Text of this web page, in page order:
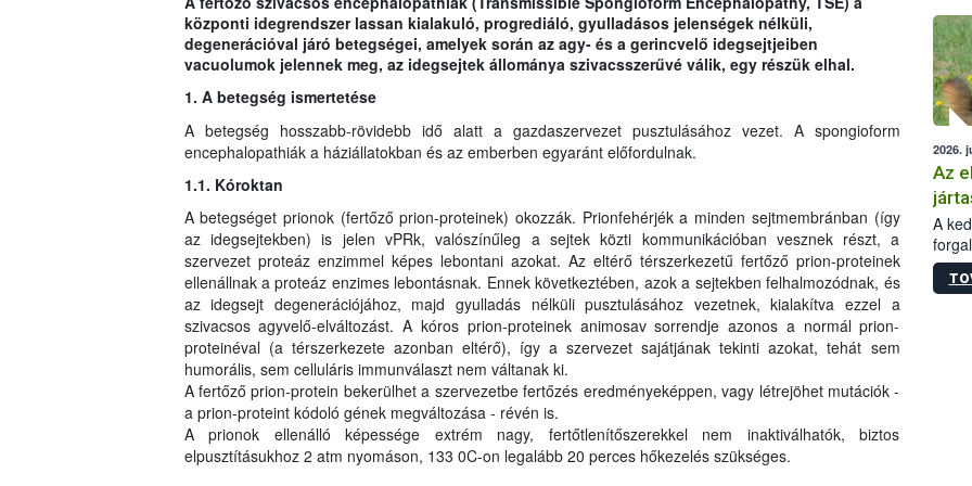
központi idegrendszer lassan kialakuló, progrediáló, gyulladásos jelenségek nélküli,
degenerációval járó betegségei, amelyek során az agy- és a gerincvelő idegsejtjeiben
vacuolumok jelennek meg, az idegsejtek állománya szivacsszerűvé válik, egy részük elhal.
1. A betegség ismertetése
A betegség hosszabb-rövidebb idő alatt a gazdaszervezet pusztulásához vezet. A spongioform
encephalopathiák a háziállatokban és az emberben egyaránt előfordulnak.
1.1. Kóroktan
A betegséget prionok (fertőző prion-proteinek) okozzák. Prionfehérjék a minden sejtmembránban (így
az idegsejtekben) is jelen vPRk, valószínűleg a sejtek közti kommunikációban vesznek részt, a
szervezet proteáz enzimmel képes lebontani azokat. Az eltérő térszerkezetű fertőző prion-proteinek
ellenállnak a proteáz enzimes lebontásnak. Ennek következtében, azok a sejtekben felhalmozódnak, és
az idegsejt degenerációjához, majd gyulladás nélküli pusztulásához vezetnek, kialakítva ezzel a
szivacsos agyvelő-elváltozást. A kóros prion-proteinek animosav sorrendje azonos a normál prion-
proteinéval (a térszerkezete azonban eltérő), így a szervezet sajátjának tekinti azokat, tehát sem
humorális, sem celluláris immunválaszt nem váltanak ki.
A fertőző prion-protein bekerülhet a szervezetbe fertőzés eredményeképpen, vagy létrejöhet mutációk -
a prion-proteint kódoló gének megváltozása - révén is.
A prionok ellenálló képessége extrém nagy, fertőtlenítőszerekkel nem inaktiválhatók, biztos
elpusztításukhoz 2 atm nyomáson, 133 0C-on legalább 20 perces hőkezelés szükséges.
2026.
Az
A